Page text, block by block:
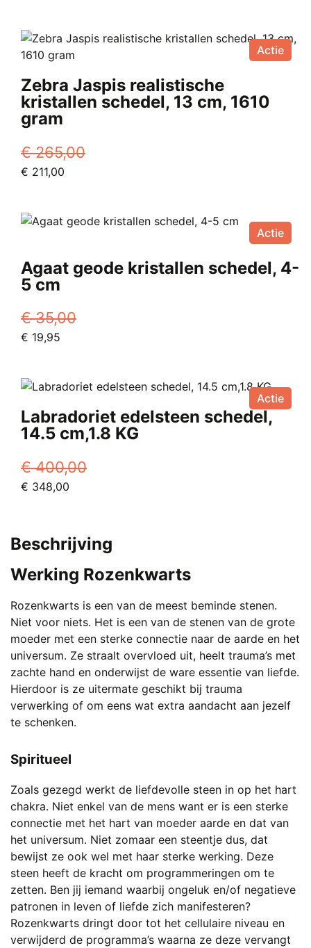
€ 250,00.€ 199,00.
Actie
Zebra Jaspis realistische
kristallen schedel, 13 cm, 1610
gram
€265,00
Oorspronkelijke
€ 265,00.
€ 211,00
€ 211,00.
Actie
Agaat geode kristallen schedel, 4-
5 cm
€35,00
Oorspronkelijke
€ 35,00.
€ 19,95
€ 19,95.
Actie
Labradoriet edelsteen schedel,
14.5 cm,1.8 KG
€400,00
Oorspronkelijke
€ 400,00.
€ 348,00
€ 348,00.
Beschrijving
Werking Rozenkwarts
Rozenkwarts is een van de meest beminde stenen.
Niet voor niets. Het is een van de stenen van de grote
moeder met een sterke connectie naar de aarde en het
universum. Ze straalt overvloed uit, heelt trauma’s met
zachte hand en onderwijst de ware essentie van liefde.
Hierdoor is ze uitermate geschikt bij trauma
verwerking of om eens wat extra aandacht aan jezelf
te schenken.
Spiritueel
Zoals gezegd werkt de liefdevolle steen in op het hart
chakra. Niet enkel van de mens want er is een sterke
connectie met het hart van moeder aarde en dat van
het universum. Niet zomaar een steentje dus, dat
bewijst ze ook wel met haar sterke werking. Deze
steen heeft de kracht om programmeringen om te
zetten. Ben jij iemand waarbij ongeluk en/of negatieve
patronen in leven of liefde zich manifesteren?
Rozenkwarts dringt door tot het cellulaire niveau en
verwijderd de programma’s waarna ze deze vervangt